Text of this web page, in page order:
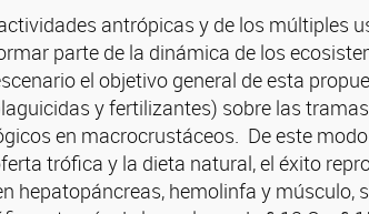
antrópicas y de los múltiples
parte de la dinámica de los
el objetivo general de esta
y fertilizantes) sobre las
en macrocrustáceos. De este
trófica y la dieta natural, el éxito
hepatopáncreas, hemolinfa y músculo,